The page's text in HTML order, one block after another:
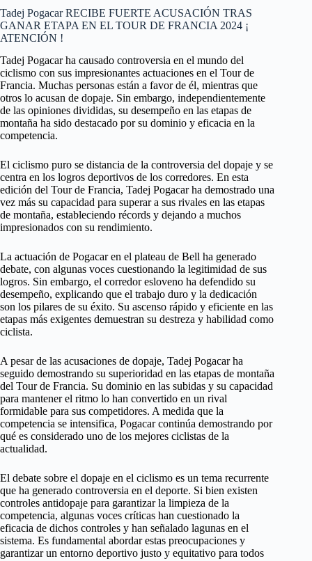
Tadej Pogacar RECIBE FUERTE ACUSACIÓN TRAS
GANAR ETAPA EN EL TOUR DE FRANCIA 2024 ¡
ATENCIÓN !
Tadej Pogacar ha causado controversia en el mundo del
ciclismo con sus impresionantes actuaciones en el Tour de
Francia. Muchas personas están a favor de él, mientras que
otros lo acusan de dopaje. Sin embargo, independientemente
de las opiniones divididas, su desempeño en las etapas de
montaña ha sido destacado por su dominio y eficacia en la
competencia.
El ciclismo puro se distancia de la controversia del dopaje y se
centra en los logros deportivos de los corredores. En esta
edición del Tour de Francia, Tadej Pogacar ha demostrado una
vez más su capacidad para superar a sus rivales en las etapas
de montaña, estableciendo récords y dejando a muchos
impresionados con su rendimiento.
La actuación de Pogacar en el plateau de Bell ha generado
debate, con algunas voces cuestionando la legitimidad de sus
logros. Sin embargo, el corredor esloveno ha defendido su
desempeño, explicando que el trabajo duro y la dedicación
son los pilares de su éxito. Su ascenso rápido y eficiente en las
etapas más exigentes demuestran su destreza y habilidad como
ciclista.
A pesar de las acusaciones de dopaje, Tadej Pogacar ha
seguido demostrando su superioridad en las etapas de montaña
del Tour de Francia. Su dominio en las subidas y su capacidad
para mantener el ritmo lo han convertido en un rival
formidable para sus competidores. A medida que la
competencia se intensifica, Pogacar continúa demostrando por
qué es considerado uno de los mejores ciclistas de la
actualidad.
El debate sobre el dopaje en el ciclismo es un tema recurrente
que ha generado controversia en el deporte. Si bien existen
controles antidopaje para garantizar la limpieza de la
competencia, algunas voces críticas han cuestionado la
eficacia de dichos controles y han señalado lagunas en el
sistema. Es fundamental abordar estas preocupaciones y
garantizar un entorno deportivo justo y equitativo para todos